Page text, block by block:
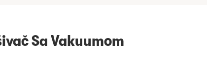
Sa Vakuumom